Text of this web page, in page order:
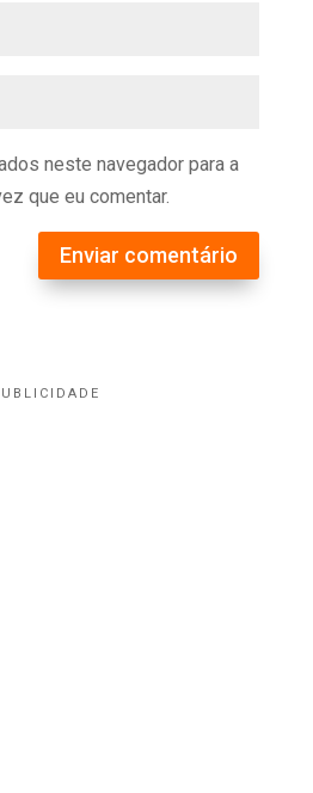
neste navegador para a
que eu comentar.
Enviar comentário